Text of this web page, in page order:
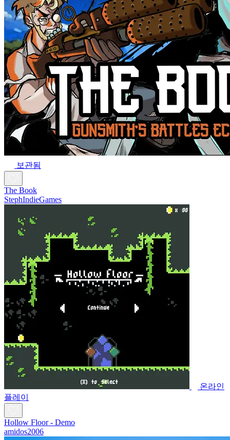
보관됨
The Book
StephIndieGames
온라인
플레이
Hollow Floor - Demo
amidos2006